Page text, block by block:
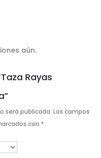
aún.
Rayas
será publicada. Los campos
con *